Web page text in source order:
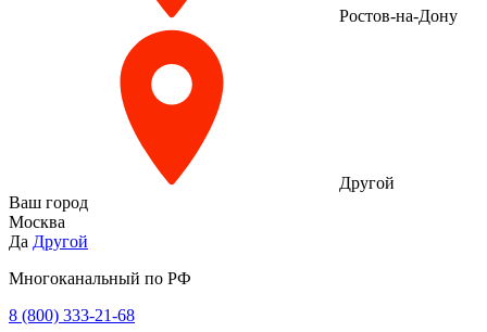
Ростов-на-Дону
Другой
Ваш город
Москва
Да Другой
Многоканальный по РФ
8 (800) 333‑21-68